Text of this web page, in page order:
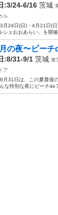
:3/24-6/16 茨城
ル
月24日(日)・4月21日(
シェおおあらい」を開
の夜〜ビー
:8/31-9/1 茨城 東
ア
月31日は、この夏最後
な特別な夜にビーチde